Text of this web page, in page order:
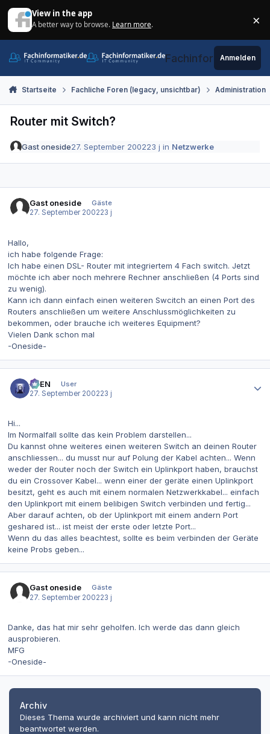
View in the app
A better way to browse. Learn more. ×
Fachinformatiker.de
Anmelden
Startseite Fachliche Foren (legacy, unsichtbar) Administration
Router mit Switch?
Gast oneside27. September 200223 j in Netzwerke
Gast oneside
Gäste
27. September 200223 j
Hallo,
ich habe folgende Frage:
Ich habe einen DSL- Router mit integriertem 4 Fach switch. Jetzt
möchte ich aber noch mehrere Rechner anschließen (4 Ports sind
zu wenig).
Kann ich dann einfach einen weiteren Swcitch an einen Port des
Routers anschließen um weitere Anschlussmöglichkeiten zu
bekommen, oder brauche ich weiteres Equipment?
Vielen Dank schon mal
-Oneside-
AVEN
User
27. September 200223 j
Hi...
Im Normalfall sollte das kein Problem darstellen...
Du kannst ohne weiteres einen weiteren Switch an deinen Router
anschliessen... du musst nur auf Polung der Kabel achten... Wenn
weder der Router noch der Switch ein Uplinkport haben, brauchst
du ein Crossover Kabel... wenn einer der geräte einen Uplinkport
besitzt, geht es auch mit einem normalen Netzwerkkabel... einfach
den Uplinkport mit einem belibigen Switch verbinden und fertig...
Aber darauf achten, ob der Uplinkport mit einem andern Port
geshared ist... ist meist der erste oder letzte Port...
Wenn du das alles beachtest, sollte es beim verbinden der Geräte
keine Probs geben...
Gast oneside
Gäste
27. September 200223 j
Danke, das hat mir sehr geholfen. Ich werde das dann gleich
ausprobieren.
MFG
-Oneside-
Archiv
Dieses Thema wurde archiviert und kann nicht mehr
beantwortet werden.